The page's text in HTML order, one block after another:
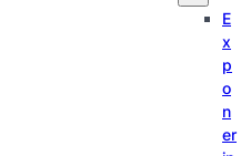
E
x
p
o
n
er